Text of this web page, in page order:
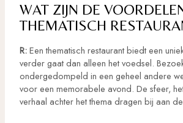
WAT ZIJN DE
THEMATISCH
R:Een thematisch restaurant biedt een
verder gaat dan alleen het voedsel.
ondergedompeld in een geheel andere
voor een memorabele avond. De sfeer,
verhaal achter het thema dragen bij aan